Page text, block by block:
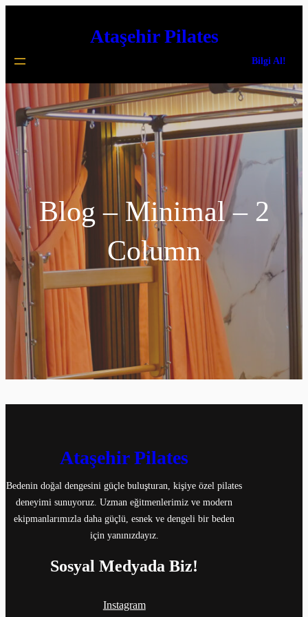
Ataşehir Pilates
Bilgi Al!
Blog – Minimal – 2
Column
Ataşehir Pilates
Bedenin doğal dengesini güçle buluşturan, kişiye özel pilates
deneyimi sunuyoruz. Uzman eğitmenlerimiz ve modern
ekipmanlarımızla daha güçlü, esnek ve dengeli bir beden
için yanınızdayız.
Sosyal Medyada Biz!
Instagram